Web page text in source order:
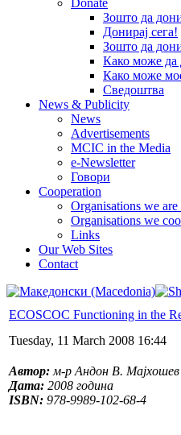
Зошто да
Донирај сега!
Зошто да
Како може да
Како може
Сведоштва
News & Publicity
News
Advertisements
MCIC in the Media
e-Newsletter
Говори
Cooperation
Organisations we are
Organisations we
Links
Our Web Sites
Contact
ECOSCOC Functioning in the
Tuesday, 11 March 2008 16:44
Автор: м-р Андон В. Мајхошев
Дата: 2008 година
ISBN: 978-9989-102-68-4